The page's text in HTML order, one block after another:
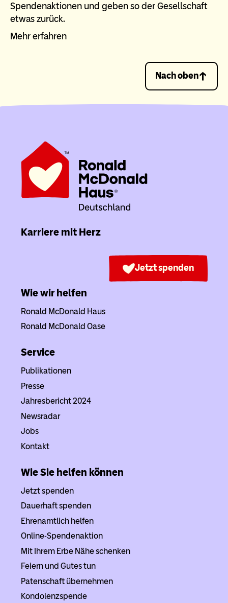
Spendenaktionen und geben so der Gesellschaft
etwas zurück.
Mehr erfahren
Nach oben
Karriere mit Herz
Jetzt spenden
Wie wir helfen
Ronald McDonald Haus
Ronald McDonald Oase
Service
Publikationen
Presse
Jahresbericht 2024
Newsradar
Jobs
Kontakt
Wie Sie helfen können
Jetzt spenden
Dauerhaft spenden
Ehrenamtlich helfen
Online-Spendenaktion
Mit Ihrem Erbe Nähe schenken
Feiern und Gutes tun
Patenschaft übernehmen
Kondolenzspende